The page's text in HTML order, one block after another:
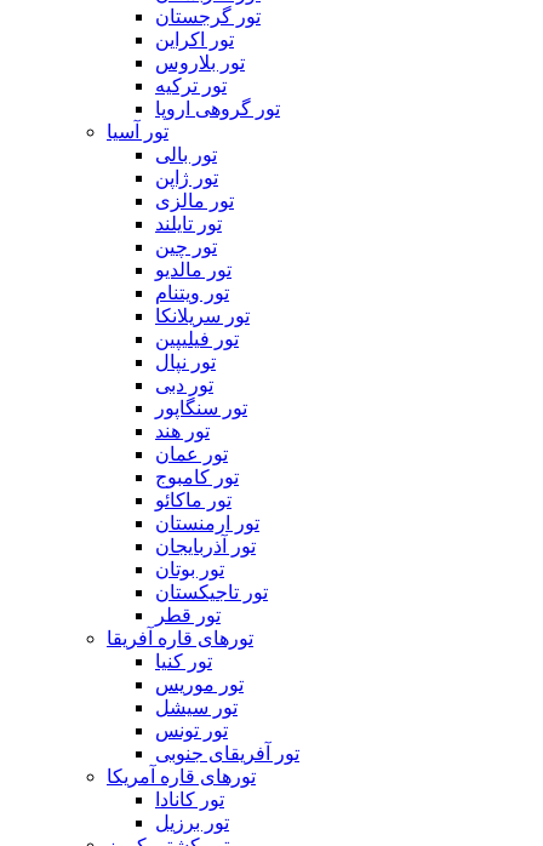
تور گرجستان
تور اکراین
تور بلاروس
تور ترکیه
تور گروهی اروپا
تور آسیا
تور بالی
تور ژاپن
تور مالزی
تور تایلند
تور چین
تور مالدیو
تور ویتنام
تور سریلانکا
تور فیلیپین
تور نپال
تور دبی
تور سنگاپور
تور هند
تور عمان
تور کامبوج
تور ماکائو
تور ارمنستان
تور آذربایجان
تور بوتان
تور تاجیکستان
تور قطر
تورهای قاره آفریقا
تور کنیا
تور موریس
تور سیشل
تور تونس
تور آفریقای جنوبی
تورهای قاره آمریکا
تور کانادا
تور برزیل